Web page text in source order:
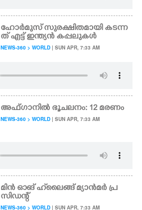
ഹോർമുസ് സുരക്ഷിതമായി കടന്ന
ത് എട്ട് ഇന്ത്യൻ കപ്പലുകൾ
NEWS-360 > WORLD | SUN APR, 7:33 AM
അഫ്ഗാനിൽ ഭൂചലനം: 12 മരണം
NEWS-360 > WORLD | SUN APR, 7:33 AM
മിൻ ഓങ് ഹ്‌ലൈങ്ങ് മ്യാൻമർ പ്ര
സിഡന്റ്
NEWS-360 > WORLD | SUN APR, 7:33 AM